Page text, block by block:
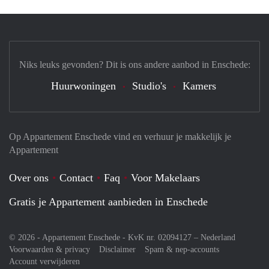
Op Appartement Enschede vind en verhuur je makkelijk je
Appartement
Over ons Contact Faq
Voor Makelaars
Gratis je Appartement aanbieden in Enschede
© 2026 - Appartement Enschede - KvK nr. 02094127 – Nederland
Voorwaarden & privacy
Disclaimer
Spam & nep-accounts
Account verwijderen
Niks leuks gevonden? Dit is ons andere aanbod in Enschede:
Huurwoningen Studio's Kamers